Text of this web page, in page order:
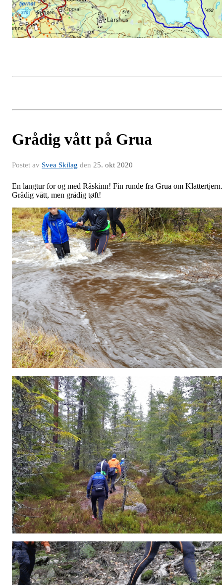
Grådig vått på Grua
Postet av Svea Skilag den 25. okt 2020
En langtur for og med Råskinn! Fin runde fra Grua om Klattertjern.
Grådig vått, men grådig tøft!